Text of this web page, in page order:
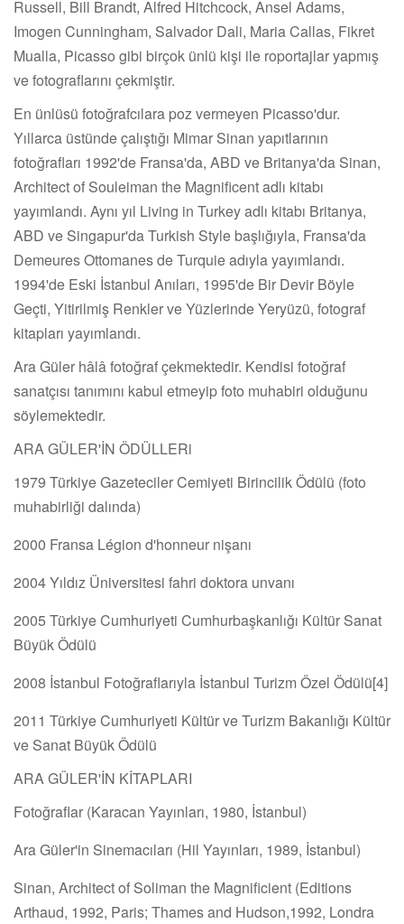
Russell, Bill Brandt, Alfred Hitchcock, Ansel Adams,
Imogen Cunningham, Salvador Dali, Maria Callas, Fikret
Mualla, Picasso gibi birçok ünlü kişi ile roportajlar yapmış
ve fotograflarını çekmiştir.
En ünlüsü fotoğrafcılara poz vermeyen Picasso'dur.
Yıllarca üstünde çalıştığı Mimar Sinan yapıtlarının
fotoğrafları 1992'de Fransa'da, ABD ve Britanya'da Sinan,
Architect of Souleiman the Magnificent adlı kitabı
yayımlandı. Aynı yıl Living in Turkey adlı kitabı Britanya,
ABD ve Singapur'da Turkish Style başlığıyla, Fransa'da
Demeures Ottomanes de Turquie adıyla yayımlandı.
1994'de Eski İstanbul Anıları, 1995'de Bir Devir Böyle
Geçti, Yitirilmiş Renkler ve Yüzlerinde Yeryüzü, fotograf
kitapları yayımlandı.
Ara Güler hâlâ fotoğraf çekmektedir. Kendisi fotoğraf
sanatçısı tanımını kabul etmeyip foto muhabiri olduğunu
söylemektedir.
ARA GÜLER'İN ÖDÜLLERi
1979 Türkiye Gazeteciler Cemiyeti Birincilik Ödülü (foto
muhabirliği dalında)
2000 Fransa Légion d'honneur nişanı
2004 Yıldız Üniversitesi fahri doktora unvanı
2005 Türkiye Cumhuriyeti Cumhurbaşkanlığı Kültür Sanat
Büyük Ödülü
2008 İstanbul Fotoğraflarıyla İstanbul Turizm Özel Ödülü[4]
2011 Türkiye Cumhuriyeti Kültür ve Turizm Bakanlığı Kültür
ve Sanat Büyük Ödülü
ARA GÜLER'İN KİTAPLARI
Fotoğraflar (Karacan Yayınları, 1980, İstanbul)
Ara Güler'in Sinemacıları (Hil Yayınları, 1989, İstanbul)
Sinan, Architect of Soliman the Magnificient (Editions
Arthaud, 1992, Paris; Thames and Hudson,1992, Londra